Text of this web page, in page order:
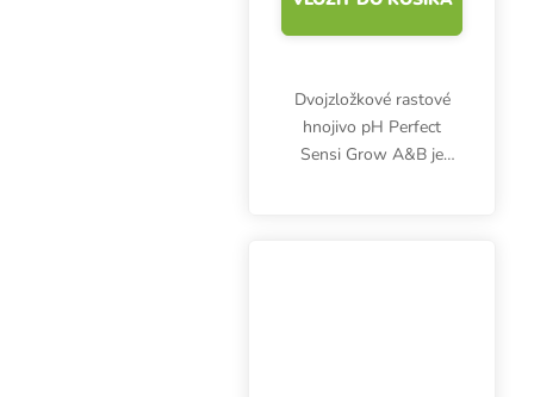
Dvojzložkové rastové
hnojivo pH Perfect
Sensi Grow A&B je